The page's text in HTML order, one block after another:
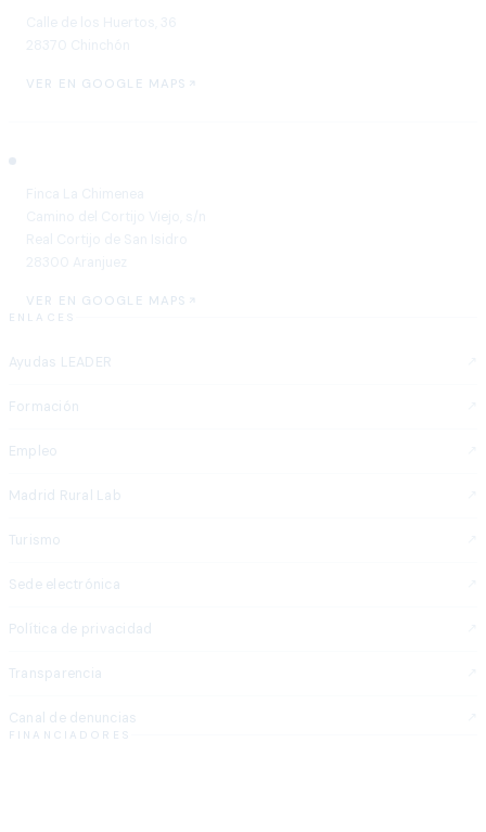
VER EN GOOGLE MAPS
VER EN GOOGLE MAPS
ENLACES
Ayudas LEADER
Formación
Empleo
Madrid Rural Lab
Turismo
Sede electrónica
Política de privacidad
Transparencia
Canal de denuncias
FINANCIADORES